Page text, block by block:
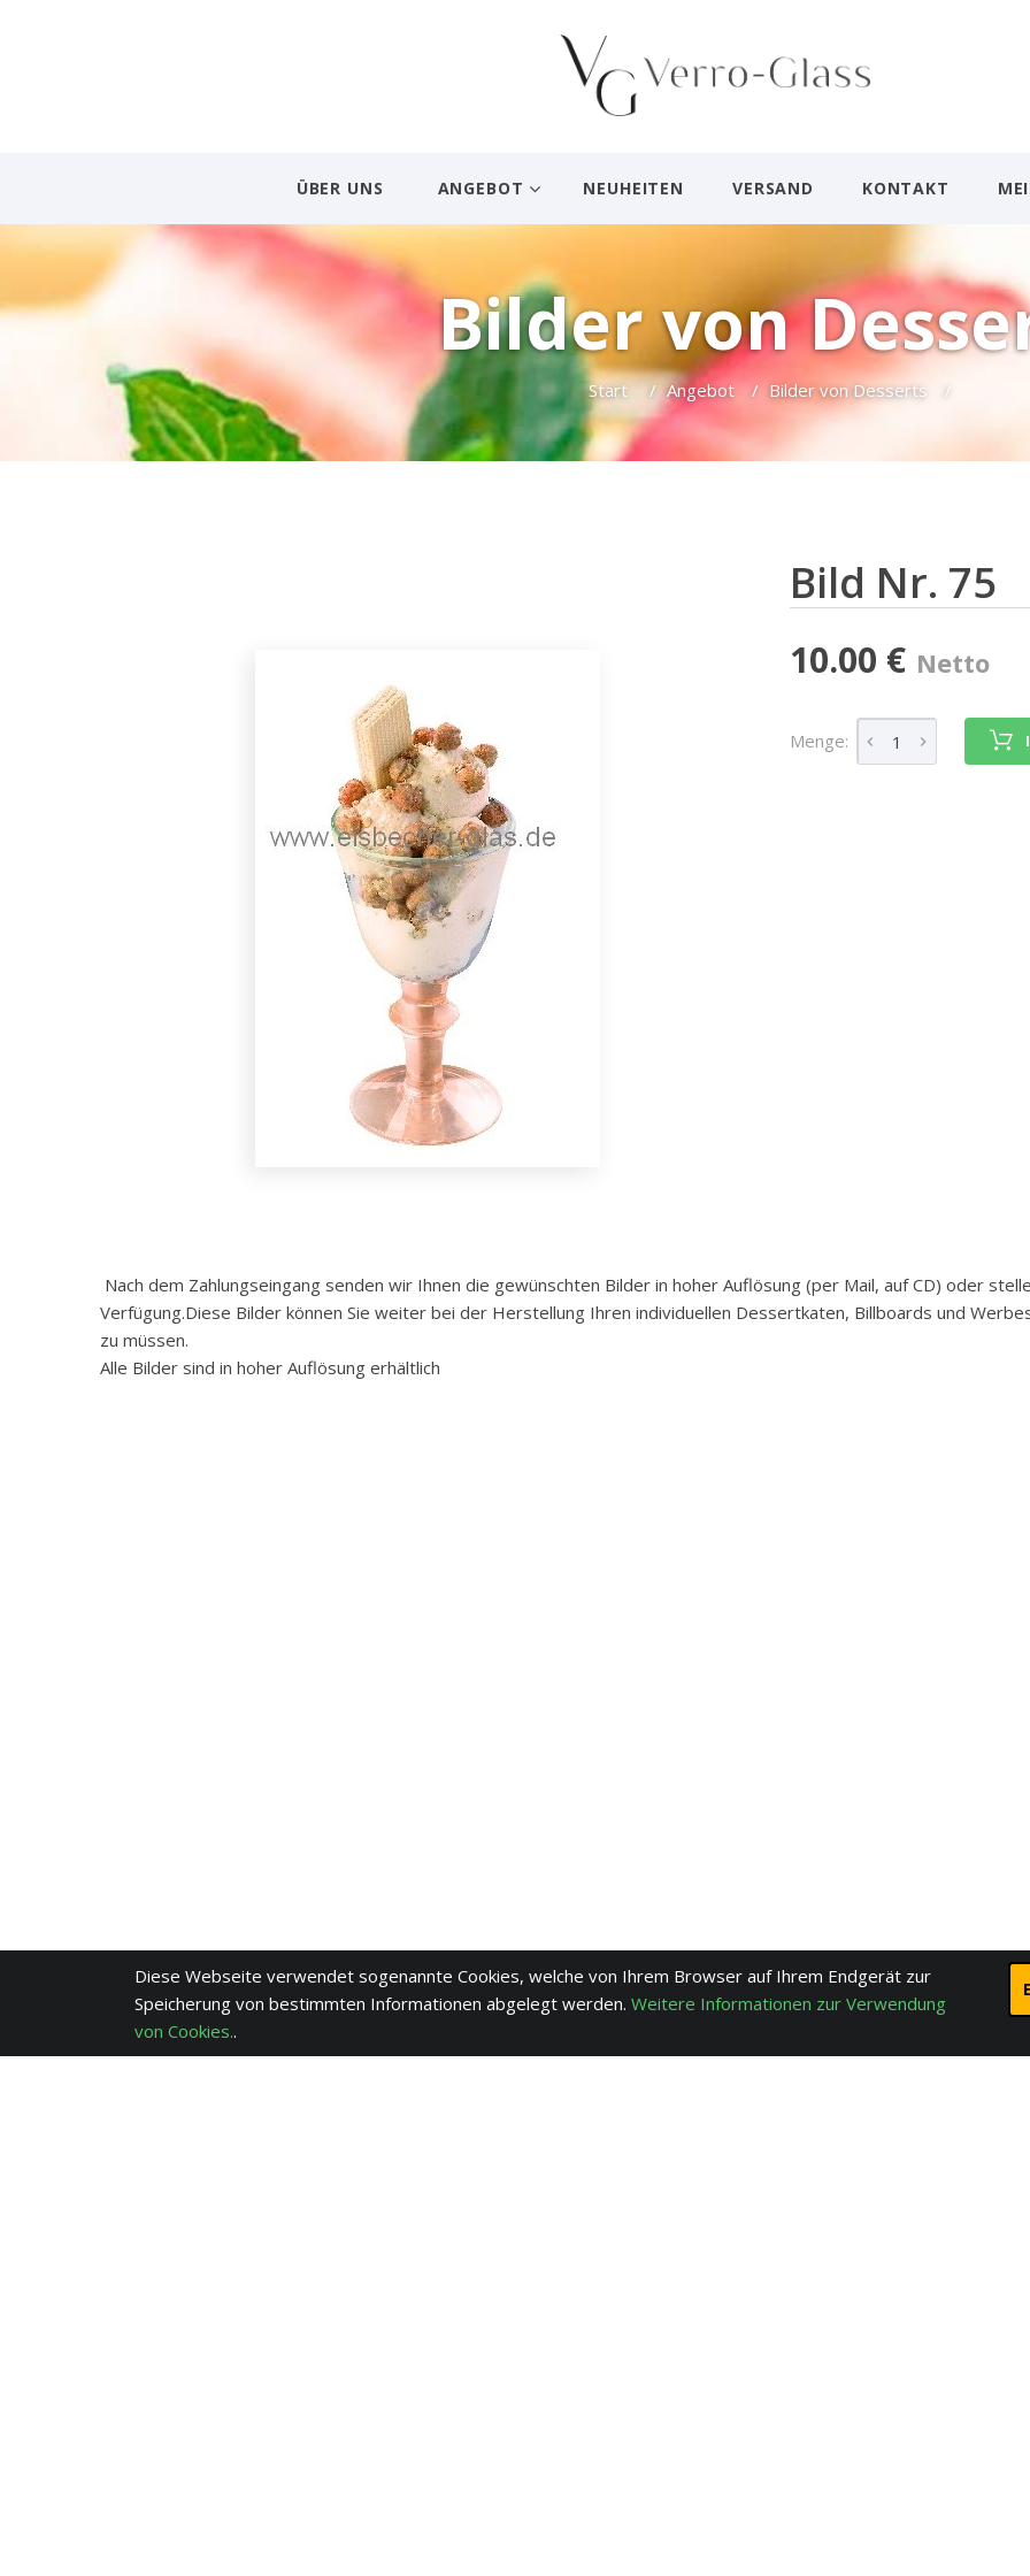
ÜBER UNS ANGEBOT NEUHEITEN VERSAND KONTAKT
Bilder von
Start / Angebot / Bilder von Desserts /
Bild Nr. 75
10.00 € Netto
Menge:
Nach dem Zahlungseingang senden wir Ihnen die gewünschten Bilder in hoher Auflösung (per Mail, auf CD) oder
Verfügung.Diese Bilder können Sie weiter bei der Herstellung Ihren individuellen Dessertkaten, Billboards und
zu müssen.
Alle Bilder sind in hoher Auflösung erhältlich
Diese Webseite verwendet sogenannte Cookies, welche von Ihrem Browser auf Ihrem Endgerät zur
Speicherung von bestimmten Informationen abgelegt werden. Weitere Informationen zur Verwendung
von Cookies..